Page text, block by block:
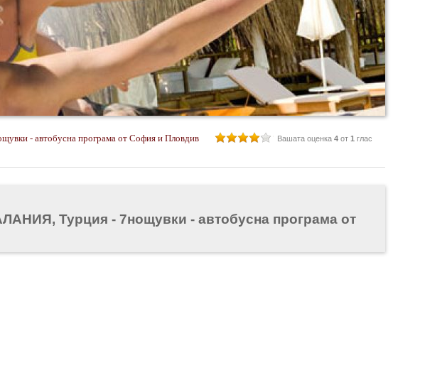
- автобусна програма от София и Пловдив
Вашата оценка 4 от 1 глас
Турция - 7нощувки - автобусна програма от